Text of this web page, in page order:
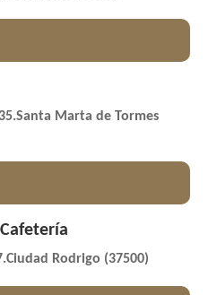
Marta de Tormes
Rodrigo (37500)